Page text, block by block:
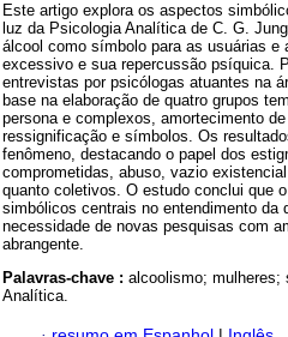
Este artigo explora os aspectos
luz da Psicologia Analítica de C. G.
álcool como símbolo para as usuárias
excessivo e sua repercussão psíquica.
entrevistas por psicólogas atuantes na
base na elaboração de quatro grupos
persona e complexos, amortecimento
ressignificação e símbolos. Os
fenômeno, destacando o papel dos
comprometidas, abuso, vazio
quanto coletivos. O estudo conclui que
simbólicos centrais no entendimento da
necessidade de novas pesquisas com
abrangente.
Palavras-chave : alcoolismo;
Analítica.